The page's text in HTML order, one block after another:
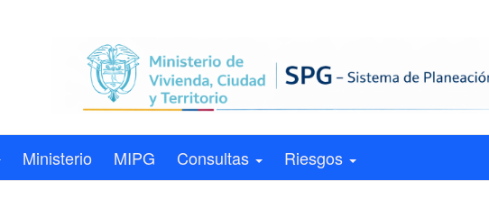
Ministerio MIPG Consultas Riesgos